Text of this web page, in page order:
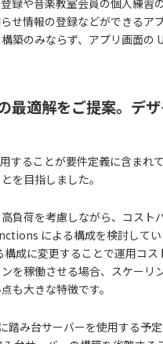
録や音楽教室会員の個人練
せ情報の登録などができる
築のみならず、アプリ画面の
最適解をご提案。デ
することが要件定義に含まれ
を目指しました。
負荷を考慮しながら、コスト
による構成を検討して
成に変更することで運用コ
を稼働させる場合、スケー
も大きな特徴です。
踏み台サーバーを使用する予